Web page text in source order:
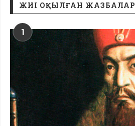
ЖИІ ОҚЫЛҒАН ЖАЗБАЛАР
1